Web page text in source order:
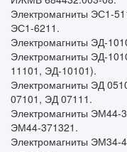
Электромагниты ЭС1-
ЭС1-6211.
Электромагниты ЭД-
Электромагниты ЭД-
11101, ЭД-10101).
Электромагниты ЭД
07101, ЭД 07111.
Электромагниты
ЭМ44-371321.
Электромагниты